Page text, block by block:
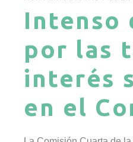
Intenso
por las
interés
en el